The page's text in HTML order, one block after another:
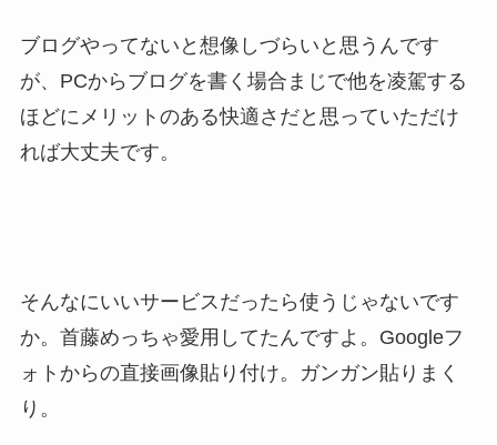
ブログやってないと想像しづらいと思うんです
が、PCからブログを書く場合まじで他を凌駕する
ほどにメリットのある快適さだと思っていただけ
れば大丈夫です。
そんなにいいサービスだったら使うじゃないです
か。首藤めっちゃ愛用してたんですよ。Googleフ
ォトからの直接画像貼り付け。ガンガン貼りまく
り。